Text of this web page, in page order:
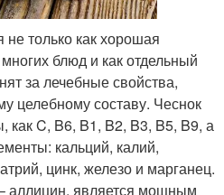
не только как хорошая
блюд и как отдельный
за лечебные свойства,
целебному составу. Чеснок
как C, B6, B1, B2, B3, B5, B9, а
кальций, калий,
цинк, железо и марганец.
аллицин, является мощным